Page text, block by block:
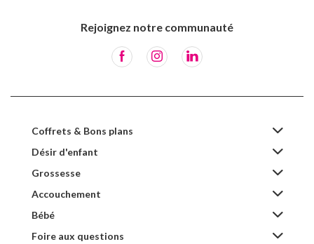
Rejoignez notre communauté
Coffrets & Bons plans
Désir d'enfant
Grossesse
Accouchement
Bébé
Foire aux questions